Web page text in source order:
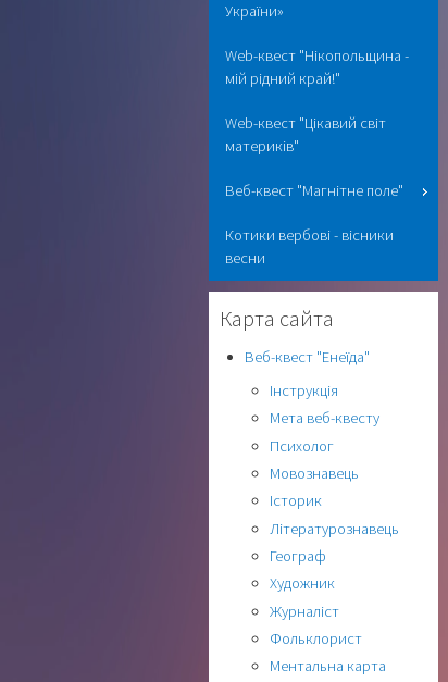
України»
Web-квест "Нікопольщина -
мій рідний край!"
Web-квест "Цікавий світ
материків"
Веб-квест "Магнітне поле"
Котики вербові - вісники
весни
Карта сайта
Веб-квест "Енеїда"
Інструкція
Мета веб-квесту
Психолог
Мовознавець
Історик
Літературознавець
Географ
Художник
Журналіст
Фольклорист
Ментальна карта